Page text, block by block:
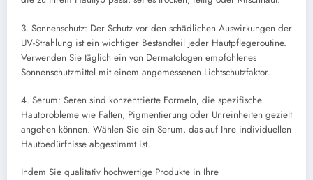
3. Sonnenschutz: Der Schutz vor den schädlichen Auswirkungen der
UV-Strahlung ist ein wichtiger Bestandteil jeder Hautpflegeroutine.
Verwenden Sie täglich ein von Dermatologen empfohlenes
Sonnenschutzmittel mit einem angemessenen Lichtschutzfaktor.
4. Serum: Seren sind konzentrierte Formeln, die spezifische
Hautprobleme wie Falten, Pigmentierung oder Unreinheiten gezielt
angehen können. Wählen Sie ein Serum, das auf Ihre individuellen
Hautbedürfnisse abgestimmt ist.
Indem Sie qualitativ hochwertige Produkte in Ihre